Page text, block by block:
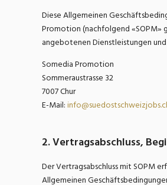
Gastronomie,
Tourismus,
Informatik,
Marketing,
Medien, Druck
Diese Allgemeinen
Promotion (nachfolgend «SOPM»
angebotenen Dienstleistungen
Somedia Promotion
Sommeraustrasse 32
7007 Chur
E-Mail:
2. Vertragsabschluss,
Der Vertragsabschluss mit SOPM
Allgemeinen